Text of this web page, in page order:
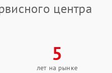
центра
5
лет на рынке